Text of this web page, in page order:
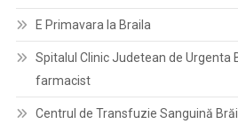
E Primavara la Braila
Spitalul Clinic Judetean de Urgenta
farmacist
Centrul de Transfuzie Sanguină